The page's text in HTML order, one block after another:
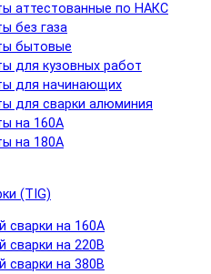
аттестованные по НАКС
без газа
бытовые
для кузовных работ
для начинающих
для сварки алюминия
на 160А
на 180А
(TIG)
сварки на 160А
сварки на 220В
сварки на 380В